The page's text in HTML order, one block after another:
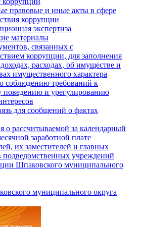
правовые и иные акты в сфере
коррупции
экспертиза
материалы
связанных с
коррупции, для заполнения
расходах, об имуществе и
имущественного характера
соблюдению требований к
поведению и урегулированию
для сообщений о фактах
о рассчитываемой за календарный
заработной плате
их заместителей и главных
подведомственных учреждений
Шпаковского муниципального
муниципального округа